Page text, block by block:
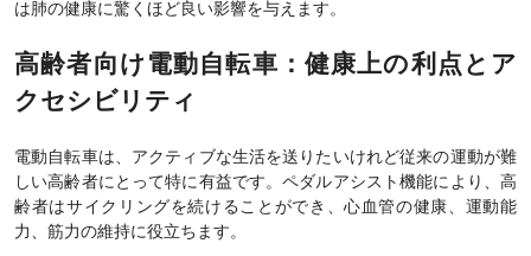
は肺の健康に驚くほど良い影響を与えます。
高齢者向け電動自転車：健康上の利点とア
クセシビリティ
電動自転車は、アクティブな生活を送りたいけれど従来の運動が難
しい高齢者にとって特に有益です。ペダルアシスト機能により、高
齢者はサイクリングを続けることができ、心血管の健康、運動能
力、筋力の維持に役立ちます。